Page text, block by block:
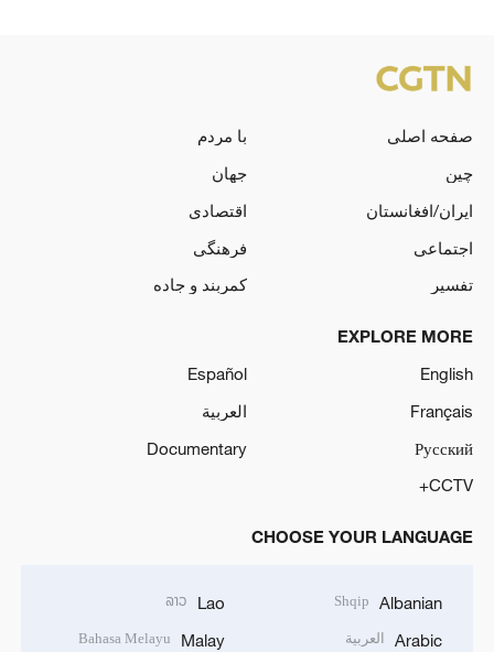
صفحه اصلی
با مردم
چین
جهان
ایران/افغانستان
اقتصادی
اجتماعی
فرهنگی
تفسیر
کمربند و جاده
EXPLORE MORE
English
Español
Français
العربية
Русский
Documentary
CCTV+
CHOOSE YOUR LANGUAGE
Albanian
Shqip
Arabic العربية
Lao
ລາວ
Malay
Bahasa Melayu